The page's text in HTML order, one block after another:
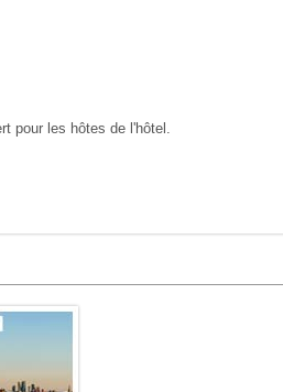
pour les hôtes de l'hôtel.